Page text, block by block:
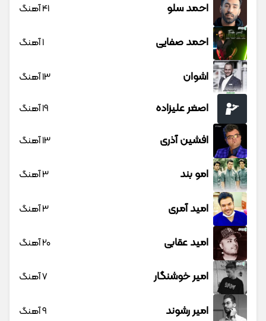
احمد سلو 41 آهنگ
احمد صفایی 1 آهنگ
اشوان 13 آهنگ
اصغر علیزاده 19 آهنگ
افشین آذری 13 آهنگ
امو بند 3 آهنگ
امید آمری 3 آهنگ
امید عقابی 20 آهنگ
امیر خوشنگار 7 آهنگ
امیر رشوند 9 آهنگ